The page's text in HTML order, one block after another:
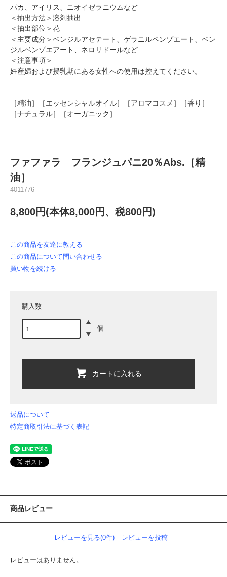
パカ、アイリス、ニオイゼラニウムなど
＜抽出方法＞溶剤抽出
＜抽出部位＞花
＜主要成分＞ベンジルアセテート、ゲラニルベンゾエート、ベン
ジルベンゾエアート、ネロリドールなど
＜注意事項＞
妊産婦および授乳期にある女性への使用は控えてください。
［精油］［エッセンシャルオイル］［アロマコスメ］［香り］
［ナチュラル］［オーガニック］
ファファラ フランジュパニ20％Abs.［精
油］
4011776
8,800円(本体8,000円、税800円)
この商品を友達に教える
この商品について問い合わせる
買い物を続ける
購入数
個
カートに入れる
返品について
特定商取引法に基づく表記
商品レビュー
レビューを見る(0件) レビューを投稿
レビューはありません。